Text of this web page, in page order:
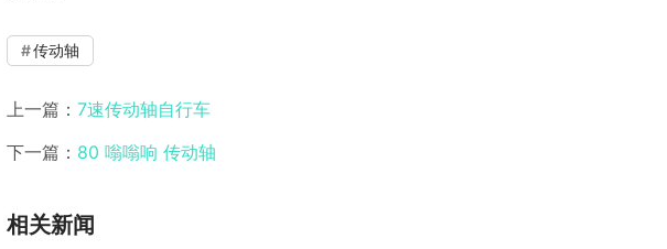
传动轴
上一篇： 7速传动轴自行车
下一篇： 80 嗡嗡响 传动轴
相关新闻